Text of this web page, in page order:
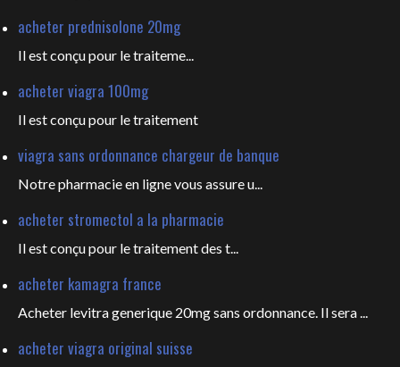
acheter prednisolone 20mg
Il estconçu pour le traiteme...
acheter viagra 100mg
Il estconçu pour le traitement
viagra sans ordonnance chargeur de banque
Notre pharmacie en ligne vous assure u...
acheter stromectol a la pharmacie
Il est conçu pour letraitement des t...
acheter kamagra france
Acheter levitra generique 20mg sans ordonnance. Il sera ...
acheter viagra original suisse